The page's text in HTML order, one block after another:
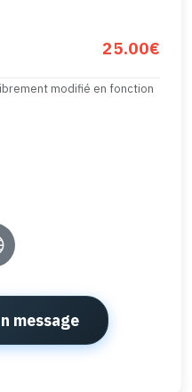
25.00€
modifié en fonction
message